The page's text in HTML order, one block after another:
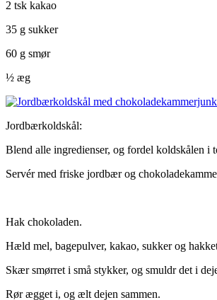
2 tsk kakao
35 g sukker
60 g smør
½ æg
Jordbærkoldskål:
Blend alle ingredienser, og fordel koldskålen i
Servér med friske jordbær og
Hak chokoladen.
Hæld mel, bagepulver, kakao, sukker og
Skær smørret i små stykker, og smuldr det i
Rør ægget i, og ælt dejen sammen.